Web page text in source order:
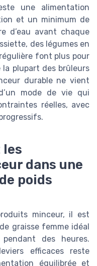
une alimentation
et un minimum de
d’eau avant chaque
des légumes en
font plus pour
la plupart des brûleurs
durable ne vient
mode de vie qui
réelles, avec
les
dans une
poids
minceur, il est
graisse femme idéal
des heures.
efficaces reste
équilibrée et